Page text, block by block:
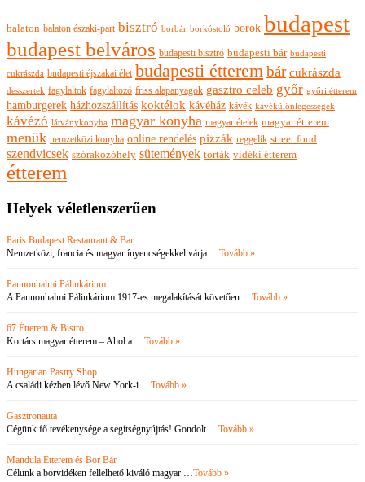
balaton balaton északi-part bisztró borbár borkóstoló borok budapest
budapest belváros budapesti bisztró budapesti bár budapesti
cukrászda budapesti éjszakai élet budapesti étterembár cukrászda
desszertek fagylaltok fagylaltozó friss alapanyagok gasztro celeb győr győri étterem
hamburgerek házhozszállítás koktélok kávéház kávék kávékülönlegességek
kávézó látványkonyha magyar konyha magyar ételek magyar étterem
menük nemzetközi konyha online rendelés pizzák reggelik street food
szendvicsek szórakozóhely sütemények torták vidéki étterem
étterem
Helyek véletlenszerűen
Paris Budapest Restaurant & Bar
Nemzetközi, francia és magyar ínyencségekkel várja …Tovább »
Pannonhalmi Pálinkárium
A Pannonhalmi Pálinkárium 1917-es megalakítását követően …Tovább »
67 Étterem & Bistro
Kortárs magyar étterem – Ahol a …Tovább »
Hungarian Pastry Shop
A családi kézben lévő New York-i …Tovább »
Gasztronauta
Cégünk fő tevékenysége a segítségnyújtás! Gondolt …Tovább »
Mandula Étterem és Bor Bár
Célunk a borvidéken fellelhető kiváló magyar …Tovább »